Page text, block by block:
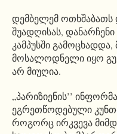
დემბელემ ოთხშაბათს
შუადღისას,
კამპუსში
მოსალოდნელი იყო
არ მიუღია.
„პარიზიენის’’
ეგრეთწოდებული
როგორც ირკვევა